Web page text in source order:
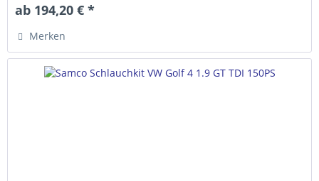
ab 194,20 € *
Merken